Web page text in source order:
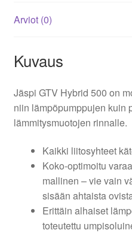
Arviot (0)
Kuvaus
Jäspi GTV Hybrid 500 on
niin lämpöpumppujen kuin
lämmitysmuotojen rinnalle.
Kaikki liitosyhteet
Koko-optimoitu
mallinen – vie vain
sisään ahtaista
Erittäin alhaiset
toteutettu